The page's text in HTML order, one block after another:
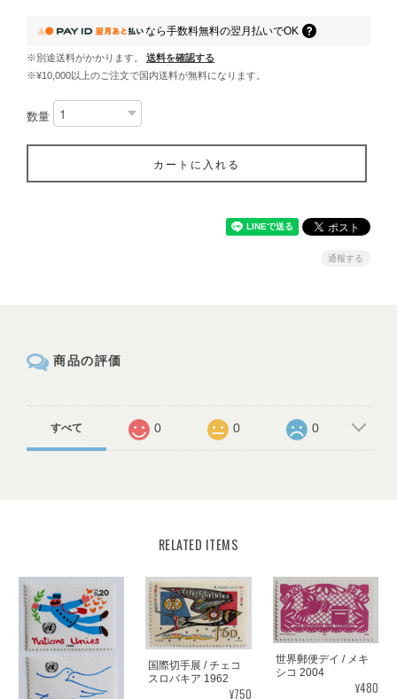
なら手数料無料の翌月払いでOK
※別途送料がかかります。
送料を確認する
※¥10,000以上のご注文で国内送料が無料になります。
数量
カートに入れる
通報する
商品の評価
すべて 0 0 0
RELATED ITEMS
国際切手展 / チェコ
スロバキア 1962
¥750
世界郵便デイ / メキ
シコ 2004
¥480